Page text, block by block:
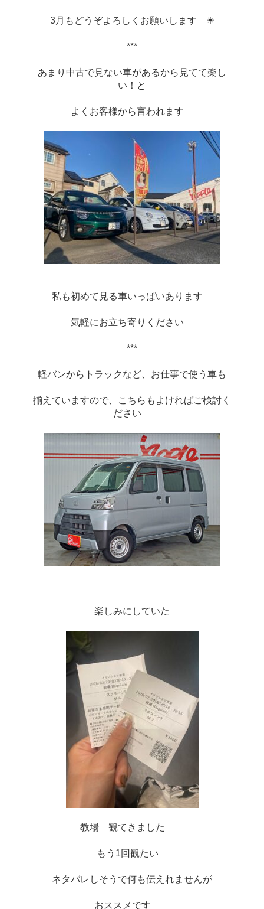
3月もどうぞよろしくお願いします　☀
***
あまり中古で見ない車があるから見てて楽し
い！と
よくお客様から言われます
私も初めて見る車いっぱいあります
気軽にお立ち寄りください
***
軽バンからトラックなど、お仕事で使う車も
揃えていますので、こちらもよければご検討く
ださい
楽しみにしていた
教場　観てきました
もう1回観たい
ネタバレしそうで何も伝えれませんが
おススメです